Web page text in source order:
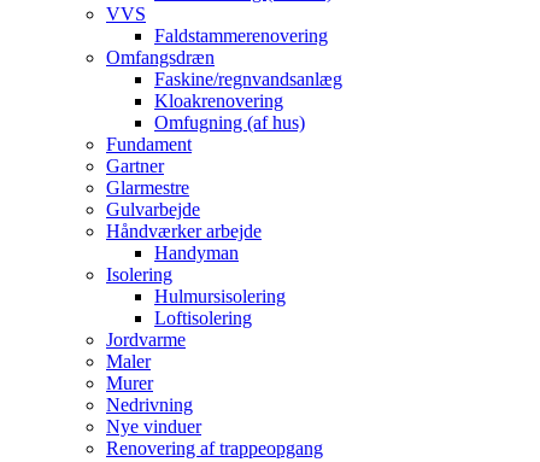
VVS
Faldstammerenovering
Omfangsdræn
Faskine/regnvandsanlæg
Kloakrenovering
Omfugning (af hus)
Fundament
Gartner
Glarmestre
Gulvarbejde
Håndværker arbejde
Handyman
Isolering
Hulmursisolering
Loftisolering
Jordvarme
Maler
Murer
Nedrivning
Nye vinduer
Renovering af trappeopgang